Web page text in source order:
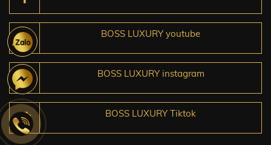
BOSS LUXURY youtube
BOSS LUXURY instagram
BOSS LUXURY Tiktok